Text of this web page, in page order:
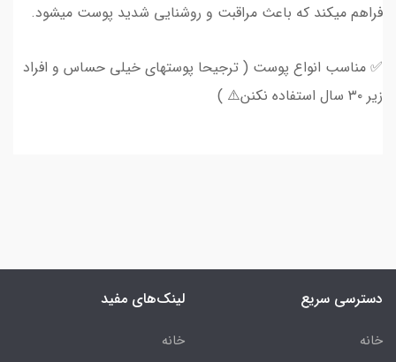
فراهم میکند که باعث مراقبت و روشنایی شدید پوست میشود.
✅ مناسب انواع پوست ( ترجیحا پوستهای خیلی حساس و افراد
زیر ۳۰ سال استفاده نکنن⚠️ )
دسترسی سریع
خانه
لینک‌های مفید
خانه